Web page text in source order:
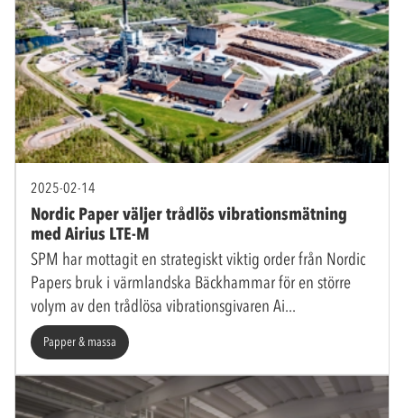
2025-02-14
Nordic Paper väljer trådlös vibrationsmätning
med Airius LTE-M
SPM har mottagit en strategiskt viktig order från Nordic
Papers bruk i värmlandska Bäckhammar för en större
volym av den trådlösa vibrationsgivaren Ai
Papper & massa